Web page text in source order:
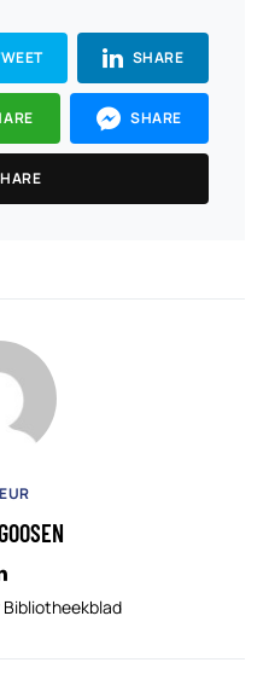
SHARE
SHARE